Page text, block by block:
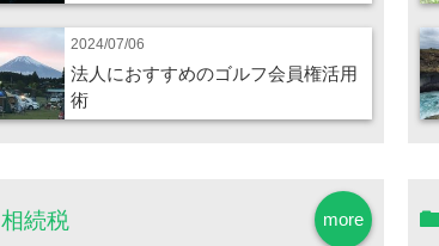
2024/07/06
法人におすすめのゴルフ会員権活用
術
more
相続税